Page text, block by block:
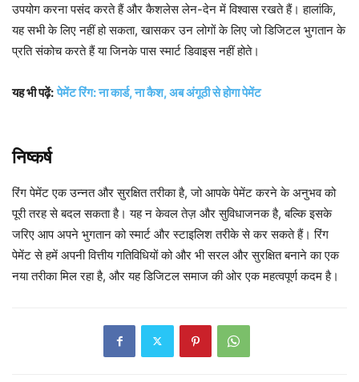
उपयोग करना पसंद करते हैं और कैशलेस लेन-देन में विश्वास रखते हैं। हालांकि,
यह सभी के लिए नहीं हो सकता, खासकर उन लोगों के लिए जो डिजिटल भुगतान के
प्रति संकोच करते हैं या जिनके पास स्मार्ट डिवाइस नहीं होते।
यह भी पढ़ें: पेमेंट रिंग: ना कार्ड, ना कैश, अब अंगूठी से होगा पेमेंट
निष्कर्ष
रिंग पेमेंट एक उन्नत और सुरक्षित तरीका है, जो आपके पेमेंट करने के अनुभव को
पूरी तरह से बदल सकता है। यह न केवल तेज़ और सुविधाजनक है, बल्कि इसके
जरिए आप अपने भुगतान को स्मार्ट और स्टाइलिश तरीके से कर सकते हैं। रिंग
पेमेंट से हमें अपनी वित्तीय गतिविधियों को और भी सरल और सुरक्षित बनाने का एक
नया तरीका मिल रहा है, और यह डिजिटल समाज की ओर एक महत्वपूर्ण कदम है।